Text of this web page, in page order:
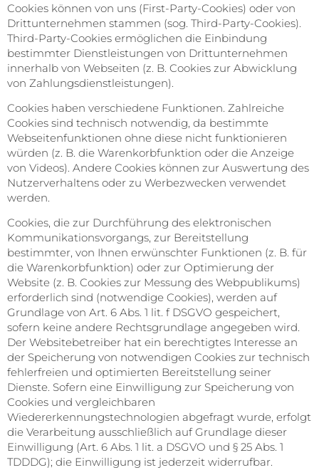
Cookies können von uns (First-Party-Cookies) oder von
Drittunternehmen stammen (sog. Third-Party-Cookies).
Third-Party-Cookies ermöglichen die Einbindung
bestimmter Dienstleistungen von Drittunternehmen
innerhalb von Webseiten (z. B. Cookies zur Abwicklung
von Zahlungsdienstleistungen).
Cookies haben verschiedene Funktionen. Zahlreiche
Cookies sind technisch notwendig, da bestimmte
Webseitenfunktionen ohne diese nicht funktionieren
würden (z. B. die Warenkorbfunktion oder die Anzeige
von Videos). Andere Cookies können zur Auswertung des
Nutzerverhaltens oder zu Werbezwecken verwendet
werden.
Cookies, die zur Durchführung des elektronischen
Kommunikationsvorgangs, zur Bereitstellung
bestimmter, von Ihnen erwünschter Funktionen (z. B. für
die Warenkorbfunktion) oder zur Optimierung der
Website (z. B. Cookies zur Messung des Webpublikums)
erforderlich sind (notwendige Cookies), werden auf
Grundlage von Art. 6 Abs. 1 lit. f DSGVO gespeichert,
sofern keine andere Rechtsgrundlage angegeben wird.
Der Websitebetreiber hat ein berechtigtes Interesse an
der Speicherung von notwendigen Cookies zur technisch
fehlerfreien und optimierten Bereitstellung seiner
Dienste. Sofern eine Einwilligung zur Speicherung von
Cookies und vergleichbaren
Wiedererkennungstechnologien abgefragt wurde, erfolgt
die Verarbeitung ausschließlich auf Grundlage dieser
Einwilligung (Art. 6 Abs. 1 lit. a DSGVO und § 25 Abs. 1
TDDDG); die Einwilligung ist jederzeit widerrufbar.